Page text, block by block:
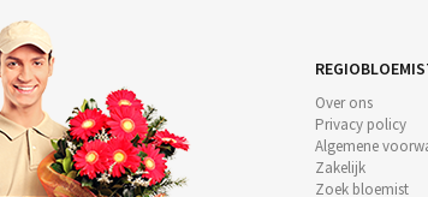
Over ons
Privacy policy
Algemene
Zakelijk
Zoek bloemist